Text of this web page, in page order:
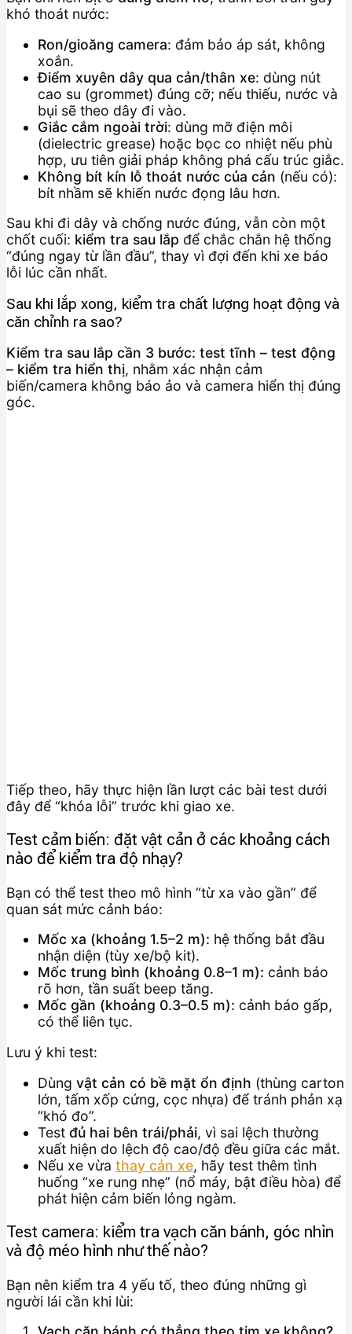
khó thoát nước:
Ron/gioăng camera: đảm bảo áp sát, không
xoắn.
Điểm xuyên dây qua cản/thân xe: dùng nút
cao su (grommet) đúng cỡ; nếu thiếu, nước và
bụi sẽ theo dây đi vào.
Giắc cắm ngoài trời: dùng mỡ điện môi
(dielectric grease) hoặc bọc co nhiệt nếu phù
hợp, ưu tiên giải pháp không phá cấu trúc giắc.
Không bít kín lỗ thoát nước của cản (nếu có):
bít nhầm sẽ khiến nước đọng lâu hơn.
Sau khi đi dây và chống nước đúng, vẫn còn một
chốt cuối: kiểm tra sau lắp để chắc chắn hệ thống
“đúng ngay từ lần đầu”, thay vì đợi đến khi xe báo
lỗi lúc cần nhất.
Sau khi lắp xong, kiểm tra chất lượng hoạt động và
căn chỉnh ra sao?
Kiểm tra sau lắp cần 3 bước: test tĩnh – test động
– kiểm tra hiển thị, nhằm xác nhận cảm
biến/camera không báo ảo và camera hiển thị đúng
góc.
Tiếp theo, hãy thực hiện lần lượt các bài test dưới
đây để “khóa lỗi” trước khi giao xe.
Test cảm biến: đặt vật cản ở các khoảng cách
nào để kiểm tra độ nhạy?
Bạn có thể test theo mô hình “từ xa vào gần” để
quan sát mức cảnh báo:
Mốc xa (khoảng 1.5–2 m): hệ thống bắt đầu
nhận diện (tùy xe/bộ kit).
Mốc trung bình (khoảng 0.8–1 m): cảnh báo
rõ hơn, tần suất beep tăng.
Mốc gần (khoảng 0.3–0.5 m): cảnh báo gấp,
có thể liên tục.
Lưu ý khi test:
Dùng vật cản có bề mặt ổn định (thùng carton
lớn, tấm xốp cứng, cọc nhựa) để tránh phản xạ
“khó đo”.
Test đủ hai bên trái/phải, vì sai lệch thường
xuất hiện do lệch độ cao/độ đều giữa các mắt.
Nếu xe vừa thay cản xe, hãy test thêm tình
huống “xe rung nhẹ” (nổ máy, bật điều hòa) để
phát hiện cảm biến lỏng ngàm.
Test camera: kiểm tra vạch căn bánh, góc nhìn
và độ méo hình như thế nào?
Bạn nên kiểm tra 4 yếu tố, theo đúng những gì
người lái cần khi lùi: